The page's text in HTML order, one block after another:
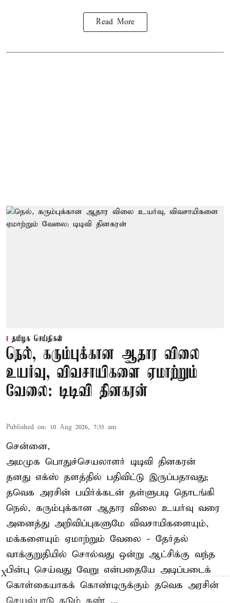
Read More
தமிழக செய்திகள்
நெல், கரும்புக்கான ஆதார விலை
உயர்வு, விவசாயிகளை ஏமாற்றும்
வேலை: டிடிவி தினகரன்
Published on: 10 Aug 2026, 7:35 am
சென்னை,
அமமுக பொதுச்செயலாளர் டிடிவி தினகரன்
தனது எக்ஸ் தளத்தில் பதிவிட்டு இருப்பதாவது;
தவெக அரசின் பயிர்க்கடன் தள்ளுபடி தொடங்கி
நெல், கரும்புக்கான ஆதார விலை உயர்வு வரை
அனைத்து அறிவிப்புகளுமே விவசாயிகளையும்,
மக்களையும் ஏமாற்றும் வேலை - தேர்தல்
வாக்குறுதியில் சொல்வது ஒன்று ஆட்சிக்கு வந்த
பின்பு செய்வது வேறு என்பதையே அடிப்படைக்
கொள்கையாகக் கொண்டிருக்கும் தவெக அரசின்
X